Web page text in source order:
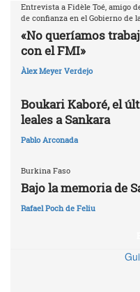
Entrevista a Fidèle Toé, amigo
de confianza en el Gobierno de
«No queríamos
con el FMI»
Àlex Meyer Verdejo
Boukari Kaboré, el
leales a Sankara
Pablo Arconada
Burkina Faso
Bajo la memoria de
Rafael Poch de Feliu